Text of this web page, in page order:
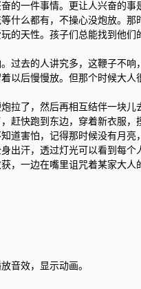
的一件事情。更让人兴奋的
什么都有，不操心没炮放。
的天性。孩子们总能找到他们
过去的人讲究多，这鞭子不
以后慢慢放。但那个时候大人
拉了，然后再相互结伴一块
赶快跑到东边，穿着新衣服
道害怕，记得那时候没有月
出汗，透过灯光可以看到每
，一边在嘴里诅咒着某家大
音效，显示动画。